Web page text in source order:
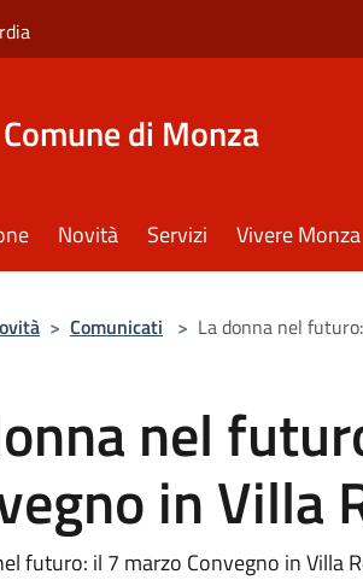
Comune di Monza
Novità Servizi Vivere Monza
> Comunicati > La donna nel
nel
in Villa
futuro: il 7 marzo Convegno in Villa